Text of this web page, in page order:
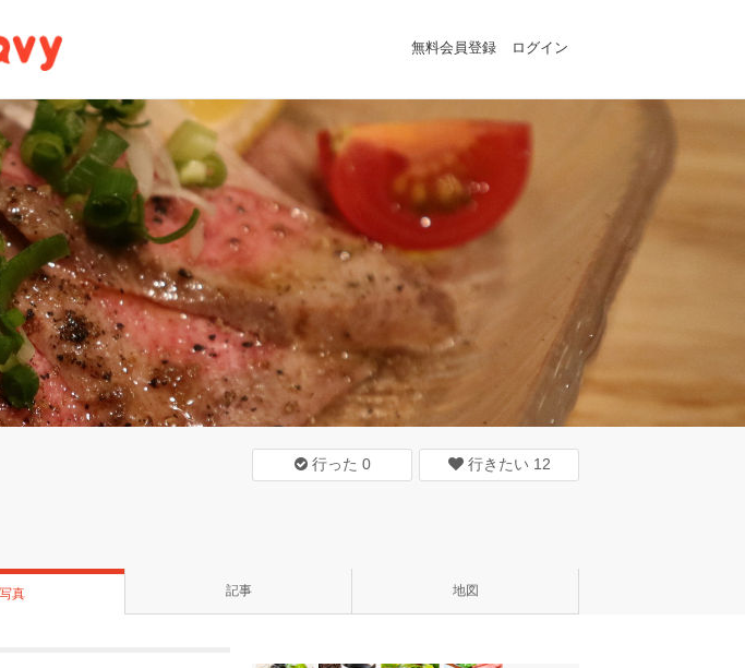
無料会員登録 ログイン
行った 0 行きたい 12
写真 記事 地図